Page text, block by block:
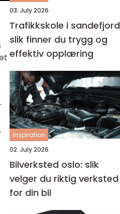
03. July 2026
Trafikkskole i sandefjord
slik finner du trygg og
effektiv opplæring
inspiration
02. July 2026
Bilverksted oslo: slik
velger du riktig verksted
for din bil